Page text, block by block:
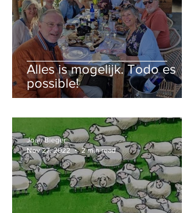
Alles is mogelijk. Todo es
possible!
Joan Bieger
Nov 27, 2022
2 min read